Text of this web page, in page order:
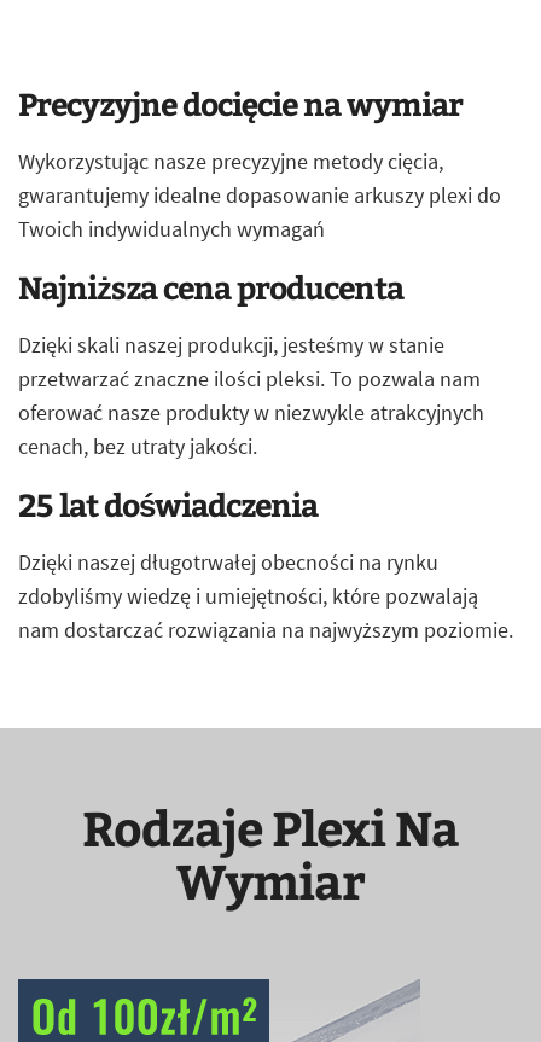
Precyzyjne docięcie na wymiar
Wykorzystując nasze precyzyjne metody cięcia,
gwarantujemy idealne dopasowanie arkuszy plexi do
Twoich indywidualnych wymagań
Najniższa cena producenta
Dzięki skali naszej produkcji, jesteśmy w stanie
przetwarzać znaczne ilości pleksi. To pozwala nam
oferować nasze produkty w niezwykle atrakcyjnych
cenach, bez utraty jakości.
25 lat doświadczenia
Dzięki naszej długotrwałej obecności na rynku
zdobyliśmy wiedzę i umiejętności, które pozwalają
nam dostarczać rozwiązania na najwyższym poziomie.
Rodzaje Plexi Na
Wymiar